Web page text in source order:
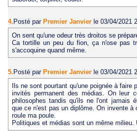
4. Posté par Premier Janvier le 03/04/2021
On sent qu'une odeur très droitos se
Ca tortille un peu du fion, ça n'ose pas
s'accoquine quand même.
5. Posté par Premier Janvier le 03/04/2021
Ils ne sont pourtant qu'une poignée à
invités permanent des médias. On leur
philosophes tandis qu'ils ne l'ont jamais
que ce n'est pas un diplôme. On invente à
roule ma poule.
Politiques et médias sont un même milieu.